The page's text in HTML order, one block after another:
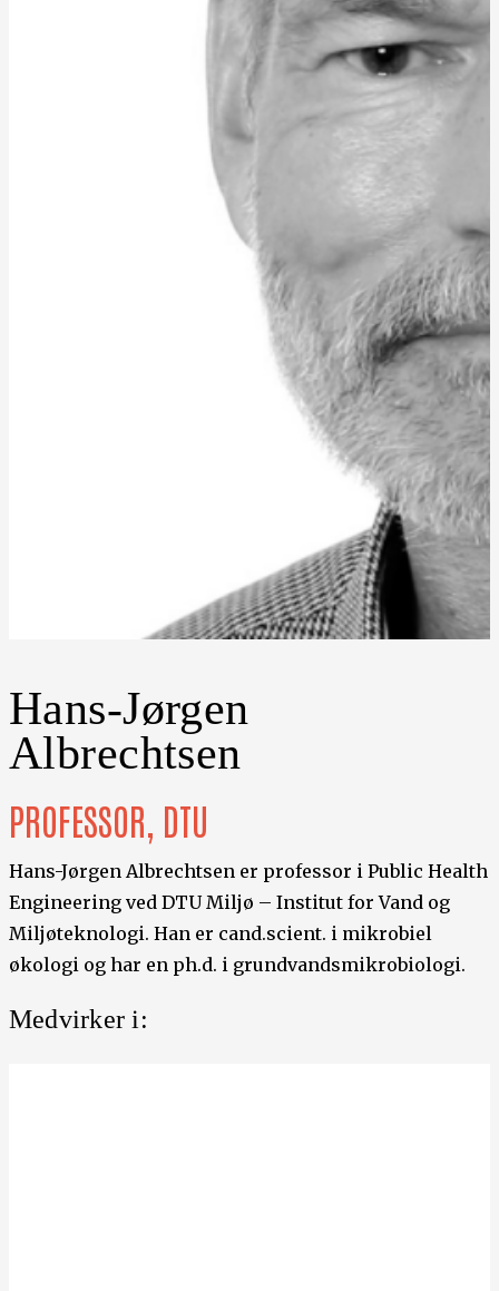
Hans-Jørgen
Albrechtsen
PROFESSOR, DTU
Hans-Jørgen Albrechtsen er professor i Public Health
Engineering ved DTU Miljø – Institut for Vand og
Miljøteknologi. Han er cand.scient. i mikrobiel
økologi og har en ph.d. i grundvandsmikrobiologi.
Medvirker i: